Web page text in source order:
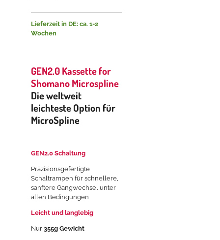
Lieferzeit in DE: ca. 1-2
Wochen
GEN2.0 Kassette for
Shomano Microspline
Die weltweit
leichteste Option für
MicroSpline
GEN2.0 Schaltung
Präzisionsgefertigte
Schaltrampen für schnellere,
sanftere Gangwechsel unter
allen Bedingungen
Leicht und langlebig
Nur 355g Gewicht